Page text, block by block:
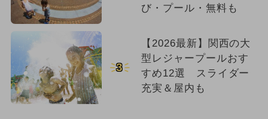
び・プール・無料も
3
【2026最新】関西の大
型レジャープールおす
すめ12選 スライダー
充実＆屋内も